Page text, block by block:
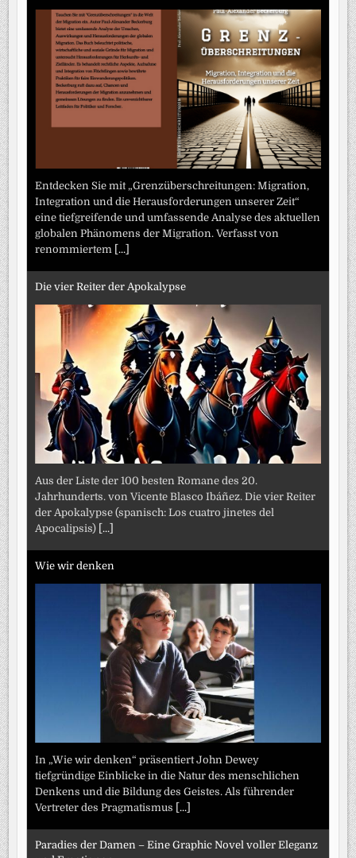
Entdecken Sie mit „Grenzüberschreitungen: Migration,
Integration und die Herausforderungen unserer Zeit“
eine tiefgreifende und umfassende Analyse des aktuellen
globalen Phänomens der Migration. Verfasst von
renommiertem [...]
Die vier Reiter der Apokalypse
Aus der Liste der 100 besten Romane des 20.
Jahrhunderts. von Vicente Blasco Ibáñez. Die vier Reiter
der Apokalypse (spanisch: Los cuatro jinetes del
Apocalipsis) [...]
Wie wir denken
In „Wie wir denken“ präsentiert John Dewey
tiefgründige Einblicke in die Natur des menschlichen
Denkens und die Bildung des Geistes. Als führender
Vertreter des Pragmatismus [...]
Paradies der Damen – Eine Graphic Novel voller Eleganz